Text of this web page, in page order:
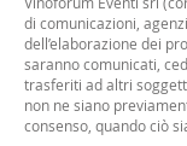
di comunicazioni,
dell’elaborazione dei
saranno comunicati,
trasferiti ad altri
non ne siano
consenso, quando ciò